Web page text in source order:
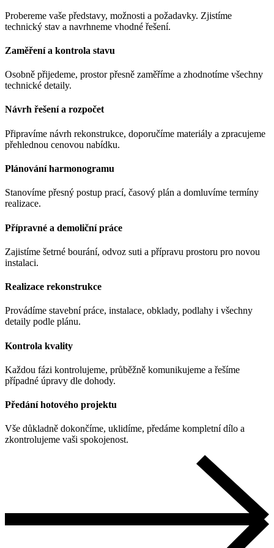
Probereme vaše představy, možnosti a požadavky. Zjistíme
technický stav a navrhneme vhodné řešení.
Zaměření a kontrola stavu
Osobně přijedeme, prostor přesně zaměříme a zhodnotíme všechny
technické detaily.
Návrh řešení a rozpočet
Připravíme návrh rekonstrukce, doporučíme materiály a zpracujeme
přehlednou cenovou nabídku.
Plánování harmonogramu
Stanovíme přesný postup prací, časový plán a domluvíme termíny
realizace.
Přípravné a demoliční práce
Zajistíme šetrné bourání, odvoz suti a přípravu prostoru pro novou
instalaci.
Realizace rekonstrukce
Provádíme stavební práce, instalace, obklady, podlahy i všechny
detaily podle plánu.
Kontrola kvality
Každou fázi kontrolujeme, průběžně komunikujeme a řešíme
případné úpravy dle dohody.
Předání hotového projektu
Vše důkladně dokončíme, uklidíme, předáme kompletní dílo a
zkontrolujeme vaši spokojenost.